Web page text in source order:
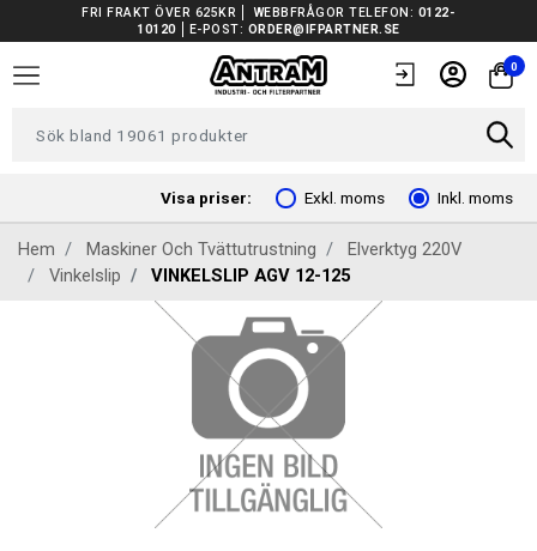
FRI FRAKT ÖVER 625KR WEBBFRÅGOR TELEFON: 0122-
10120
E-POST: ORDER@IFPARTNER.SE
0
Visa priser: Exkl. moms Inkl. moms
TRUCKAR I LAGER
TUNGA FORDON UNIVERSAL
FORDONSVERKTYG EV
ARBETSPLATSUTRUSTNING
FORDONSVERKTYG SPECIFIKA
Hem Maskiner Och Tvättutrustning
Elverktyg 220V
Vinkelslip
VINKELSLIP AGV 12-125